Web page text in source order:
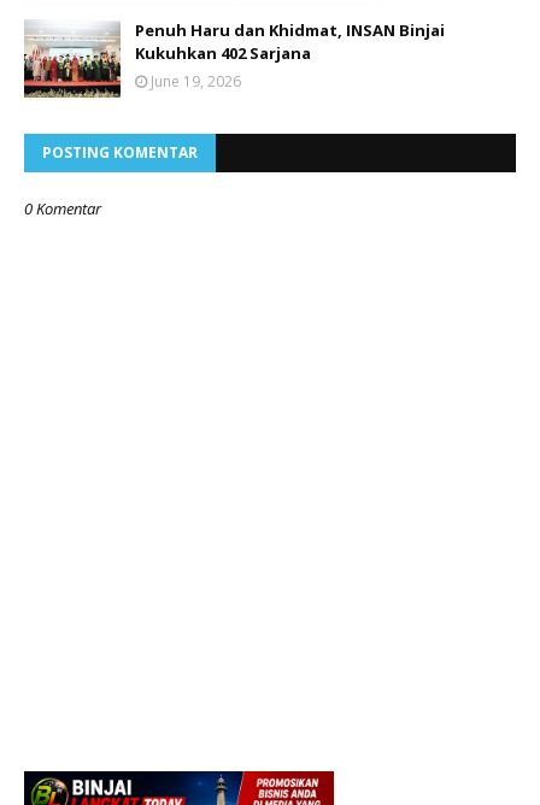
Penuh Haru dan Khidmat, INSAN Binjai
Kukuhkan 402 Sarjana
June 19, 2026
POSTING KOMENTAR
0 Komentar